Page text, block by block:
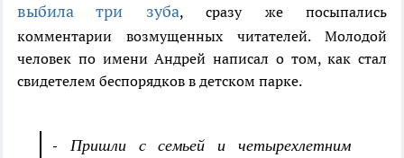
выбила три зуба, сразу же посыпались
комментарии возмущенных читателей. Молодой
человек по имени Андрей написал о том, как стал
свидетелем беспорядков в детском парке.
- Пришли с семьей и четырехлетним